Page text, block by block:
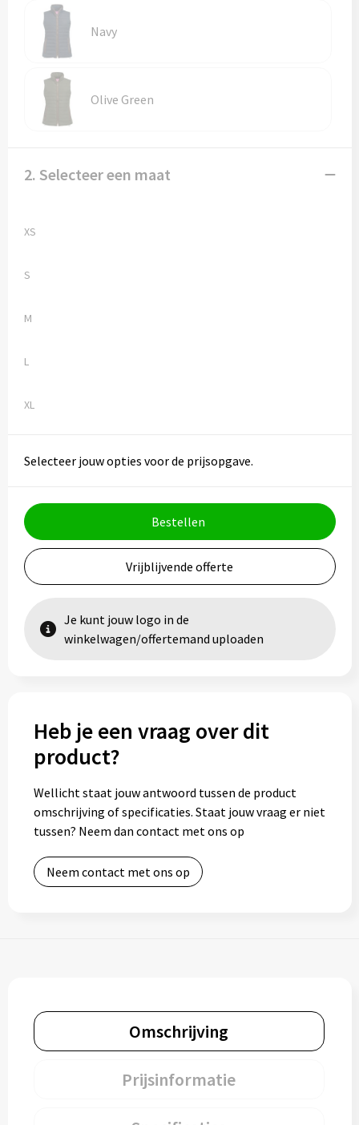
Waterbestendige tassen
Navy
Olive Green
2. Selecteer een maat
XS
S
M
L
XL
Selecteer jouw opties voor de prijsopgave.
Bestellen
Vrijblijvende offerte
Je kunt jouw logo in de
winkelwagen/offertemand uploaden
Heb je een vraag over dit
product?
Wellicht staat jouw antwoord tussen de product
omschrijving of specificaties. Staat jouw vraag er niet
tussen? Neem dan contact met ons op
Neem contact met ons op
Omschrijving
Prijsinformatie